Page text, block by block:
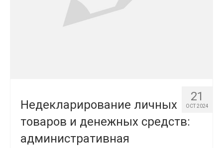
21
OCT 2024
Недекларирование личных
товаров и денежных средств:
административная